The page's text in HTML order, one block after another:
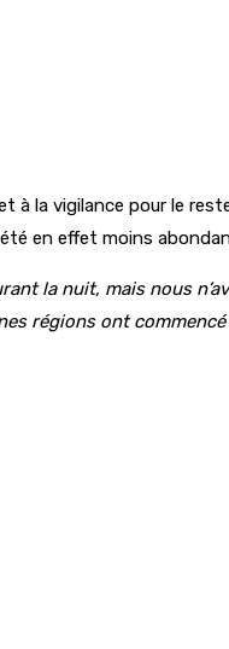
à la vigilance pour le
en effet moins
la nuit, mais nous
régions ont